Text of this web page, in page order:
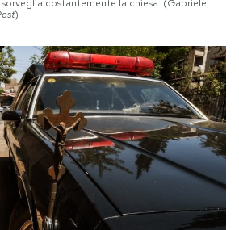
costantemente la chiesa. (Gabriele
)